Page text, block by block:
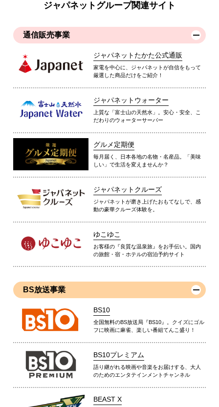
ジャパネットグループ関連サイト
通信販売事業
ジャパネットたかた公式通販
家電を中心に、ジャパネットが自信をもって
厳選した商品だけをご紹介！
ジャパネットウォーター
上質な「富士山の天然水」。安心・安全、こ
だわりのウォーターサーバー
グルメ定期便
毎月届く、日本各地の名物・名産品。「美味
しい」で生活を変えませんか？
ジャパネットクルーズ
ジャパネットが磨き上げたおもてなしで、感
動の豪華クルーズ体験を。
ゆこゆこ
お客様の『良質な温泉旅』をお手伝い。国内
の旅館・宿・ホテルの宿泊予約サイト
BS放送事業
BS10
全国無料のBS放送局『BS10』。クイズにゴル
フに映画に麻雀、楽しい番組てんこ盛り！
BS10プレミアム
語り継がれる映画や音楽をお届けする、大人
のためのエンタテインメントチャンネル
BEAST X